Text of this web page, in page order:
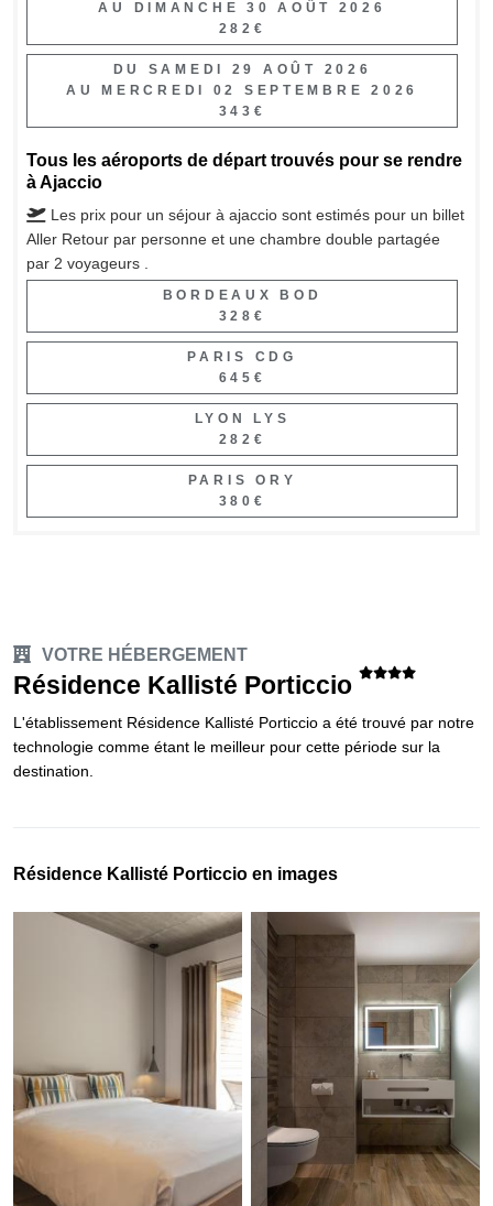
AU DIMANCHE 30 AOÛT 2026
282€
DU SAMEDI 29 AOÛT 2026
AU MERCREDI 02 SEPTEMBRE 2026
343€
Tous les aéroports de départ trouvés pour se rendre
à Ajaccio
Les prix pour un séjour à ajaccio sont estimés pour un billet
Aller Retour par personne et une chambre double partagée
par 2 voyageurs .
BORDEAUX BOD
328€
PARIS CDG
645€
LYON LYS
282€
PARIS ORY
380€
VOTRE HÉBERGEMENT
Résidence Kallisté Porticcio
L'établissement Résidence Kallisté Porticcio a été trouvé par notre
technologie comme étant le meilleur pour cette période sur la
destination.
Résidence Kallisté Porticcio en images